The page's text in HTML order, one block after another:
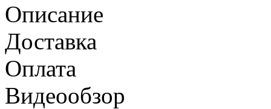
Описание
Доставка
Оплата
Видеообзор